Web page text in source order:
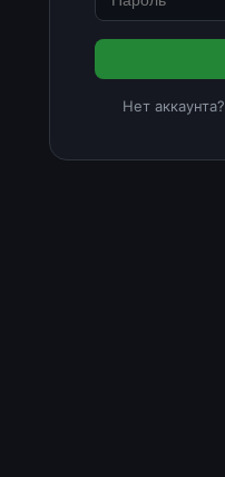
Нет аккаунта?